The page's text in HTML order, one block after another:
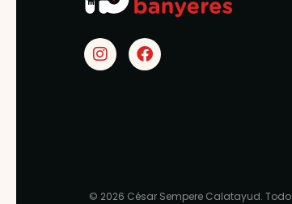
© 2026 César Sempere Calatayud.